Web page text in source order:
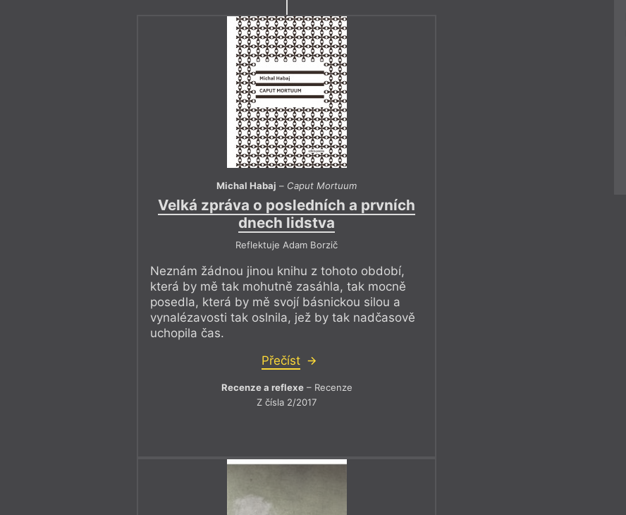
Michal Habaj – Caput Mortuum
Velká zpráva o posledních a prvních
dnech lidstva
Reflektuje Adam Borzič
Neznám žádnou jinou knihu z tohoto období,
která by mě tak mohutně zasáhla, tak mocně
posedla, která by mě svojí básnickou silou a
vynalézavosti tak oslnila, jež by tak nadčasově
uchopila čas.
Přečíst
Recenze a reflexe– Recenze
Z čísla 2/2017